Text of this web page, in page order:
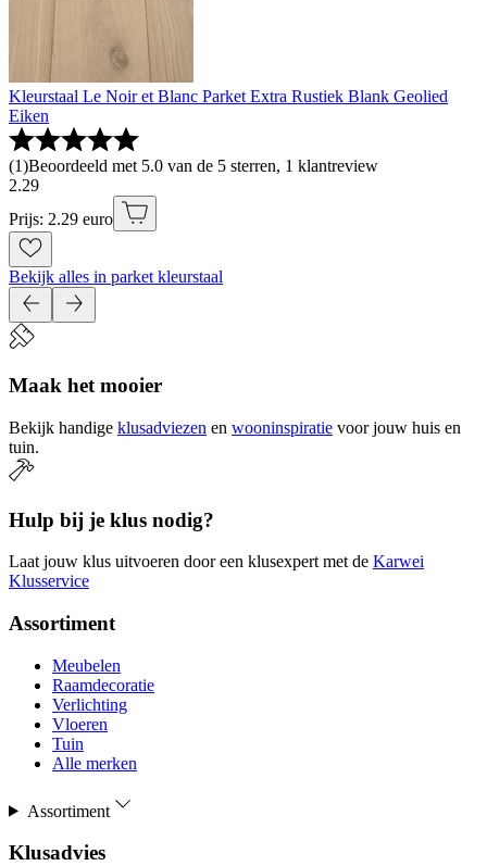
Kleurstaal Le Noir et Blanc Parket Extra Rustiek Blank Geolied
Eiken
(1)Beoordeeld met 5.0 van de 5 sterren, 1 klantreview
2.29
Prijs: 2.29 euro
Bekijk alles in parket kleurstaal
Maak het mooier
Bekijk handige klusadviezen en wooninspiratie voor jouw huis en
tuin.
Hulp bij je klus nodig?
Laat jouw klus uitvoeren door een klusexpert met de Karwei
Klusservice
Assortiment
Meubelen
Raamdecoratie
Verlichting
Vloeren
Tuin
Alle merken
Assortiment
Klusadvies